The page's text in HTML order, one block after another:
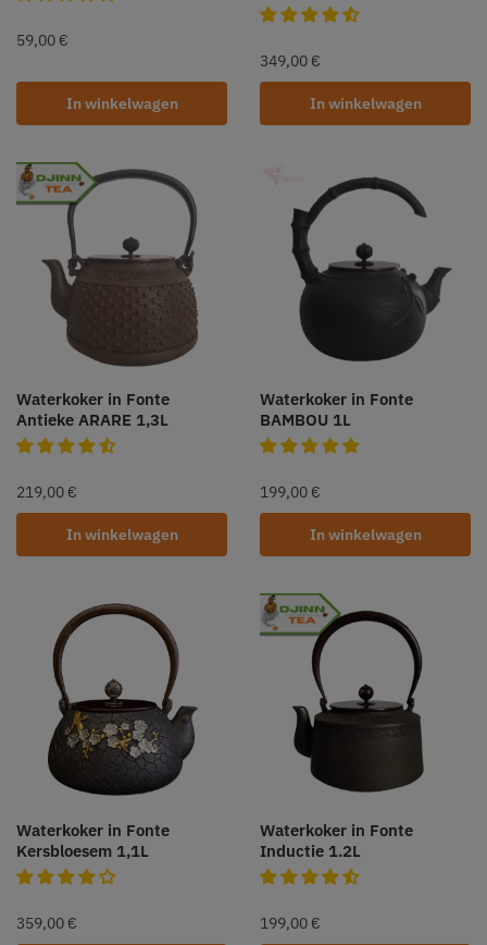
59,00 €
In winkelwagen
349,00 €
In winkelwagen
Waterkoker in Fonte
Antieke ARARE 1,3L
219,00 €
In winkelwagen
Waterkoker in Fonte
BAMBOU 1L
199,00 €
In winkelwagen
Waterkoker in Fonte
Kersbloesem 1,1L
359,00 €
Waterkoker in Fonte
Inductie 1.2L
199,00 €